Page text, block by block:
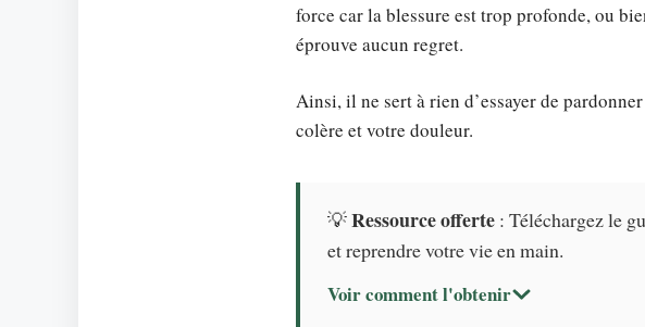
force car la blessure est trop profonde, ou
éprouve aucun regret.
Ainsi, il ne sert à rien d’essayer de
colère et votre douleur.
💡Ressource offerte : Téléchargez le
et reprendre votre vie en main.
Voir comment l'obtenir